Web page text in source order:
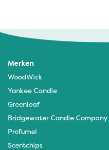
Merken
WoodWick
Yankee Candle
Greenleaf
Bridgewater Candle Company
Profumel
Scentchips